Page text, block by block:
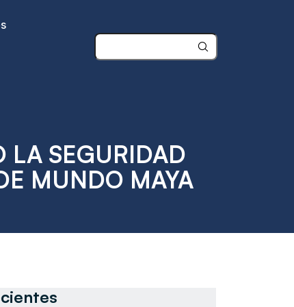
LA SEGURIDAD
MUNDO MAYA